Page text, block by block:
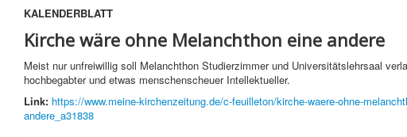
KALENDERBLATT
Kirche wäre ohne Melanchthon eine andere
Meist nur unfreiwillig soll Melanchthon Studierzimmer und Universitätslehrsaal
hochbegabter und etwas menschenscheuer Intellektueller.
Link: https://www.meine-kirchenzeitung.de/c-feuilleton/kirche-waere-ohne-
andere_a31838